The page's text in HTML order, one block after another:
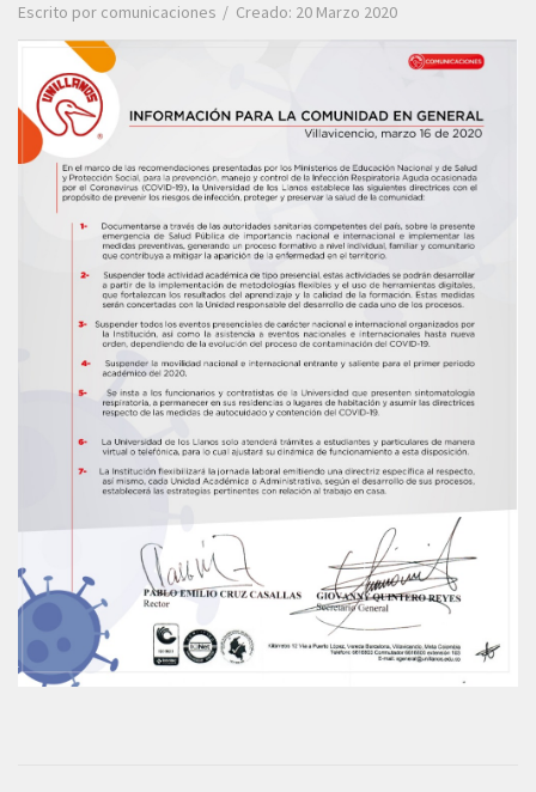
Escrito por comunicaciones Creado: 20 Marzo 2020